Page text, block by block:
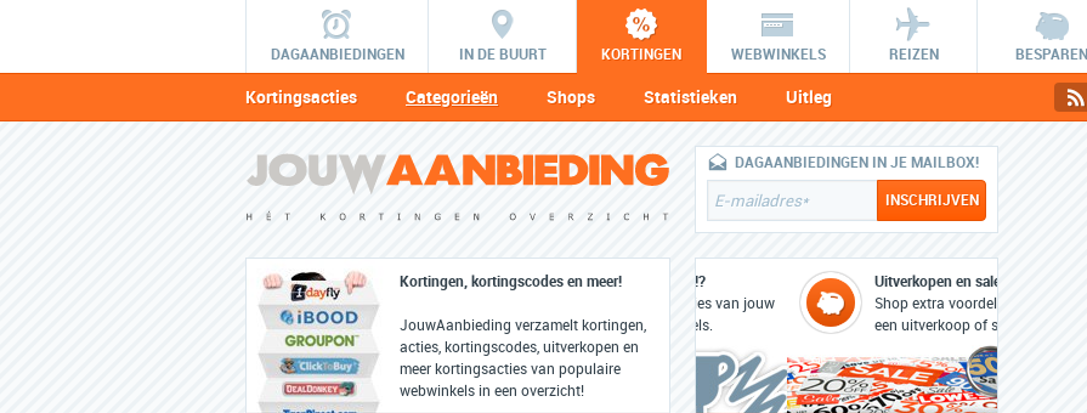
DAGAANBIEDINGEN IN DE BUURT KORTINGEN WEBWINKELS REIZEN BESPAREN
Kortingsacties Categorieën Shops Statistieken Uitleg
Kortingen, kortingscodes en meer!
JouwAanbieding verzamelt kortingen,
acties, kortingscodes, uitverkopen en
meer kortingsacties van populaire
webwinkels in een overzicht!
DAGAANBIEDINGEN IN JE MAILBOX!
Uitverkopen en sales
Shop extra voordelig tijdens
een uitverkoop of sale!